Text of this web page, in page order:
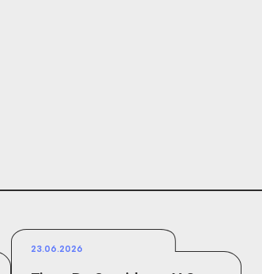
23.06.2026